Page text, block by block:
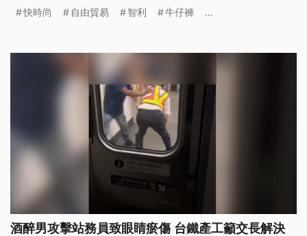
康，造成極大的傷害。
快時尚 自由貿易 智利 牛仔褲 ...
酒醉男攻擊站務員致眼睛瘀傷 台鐵產工籲交長解決